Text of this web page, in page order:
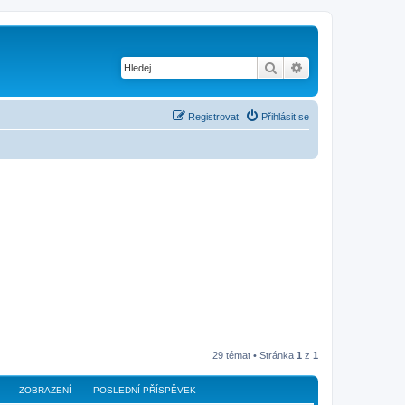
Hledat
Přihlásit se
Registrovat
29 témat • Stránka 1 z 1
ZOBRAZENÍ POSLEDNÍ PŘÍSPĚVEK